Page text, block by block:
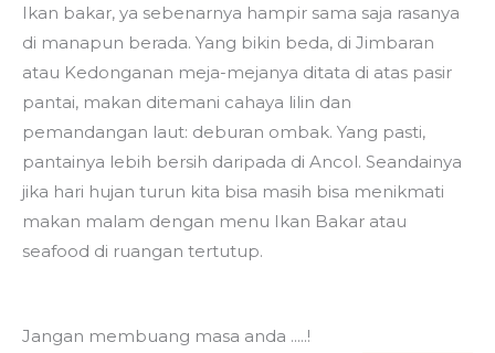
Ikan bakar, ya sebenarnya hampir sama saja rasanya
di manapun berada. Yang bikin beda, di Jimbaran
atau Kedonganan meja-mejanya ditata di atas pasir
pantai, makan ditemani cahaya lilin dan
pemandangan laut: deburan ombak. Yang pasti,
pantainya lebih bersih daripada di Ancol. Seandainya
jika hari hujan turun kita bisa masih bisa menikmati
makan malam dengan menu Ikan Bakar atau
seafood di ruangan tertutup.
Jangan membuang masa anda .....!